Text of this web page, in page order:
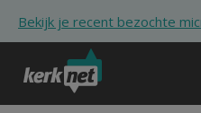
Bekijk je recent bezochte